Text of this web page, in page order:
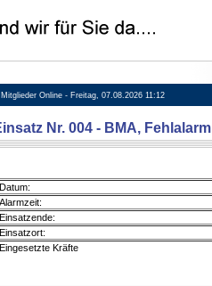
Online - Freitag, 07.08.2026 11:12
Nr. 004 - BMA, Fehlalarm
Datum:
Alarmzeit:
Einsatzende:
Einsatzort:
Eingesetzte Kräfte